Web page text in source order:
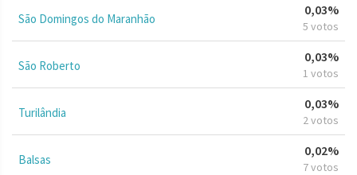
São Domingos do Maranhão
0,03%
5 votos
São Roberto
0,03%
1 votos
Turilândia
0,03%
2 votos
Balsas
0,02%
7 votos